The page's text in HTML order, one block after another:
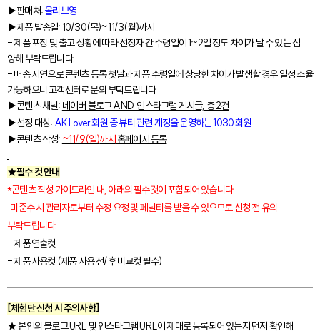
▶판매처:올리브영
▶제품 발송일: 10/30(목)~11/3(월)까지
- 제품 포장 및 출고 상황에 따라 선정자 간 수령일이 1~2일 정도 차이가 날 수 있는 점
양해 부탁드립니다.
- 배송 지연으로 콘텐츠 등록 첫날과 제품 수령일에 상당한 차이가 발생할 경우 일정 조율
가능하오니 고객센터로 문의 부탁드립니다.
▶콘텐츠 채널: 네이버 블로그 AND 인스타그램 게시글, 총 2건
▶선정 대상: AK Lover 회원 중 뷰티 관련 계정을 운영하는 1030 회원
▶콘텐츠 작성: ~11/9(일)까지홈페이지 등록
★필수 컷 안내
*콘텐츠 작성 가이드라인 내, 아래의 필수컷이 포함되어 있습니다.
미준수 시 관리자로부터 수정 요청 및 페널티를 받을 수 있으므로 신청 전 유의
부탁드립니다.
- 제품 연출컷
- 제품 사용컷 (제품 사용 전/후 비교컷 필수)
[체험단 신청 시 주의사항]
★ 본인의 블로그 URL 및 인스타그램 URL이 제대로 등록되어 있는지 먼저 확인해